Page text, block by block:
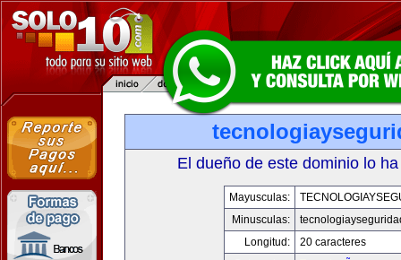
El dueño de este dominio lo
Mayusculas:
Minusculas:
Longitud:
20 caracteres